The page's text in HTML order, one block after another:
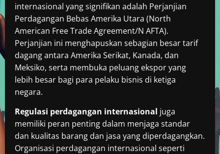
internasional yang signifikan adalah Perjanjian
Perdagangan Bebas Amerika Utara (North
American Free Trade Agreement/N AFTA).
Perjanjian ini menghapuskan sebagian besar tarif
dagang antara Amerika Serikat, Kanada, dan
Meksiko, serta membuka peluang ekspor yang
lebih besar bagi para pelaku bisnis di ketiga
negara.
Regulasi perdagangan internasional juga
memiliki peran penting dalam menjaga standar
dan kualitas barang dan jasa yang diperdagangkan.
Organisasi perdagangan internasional seperti